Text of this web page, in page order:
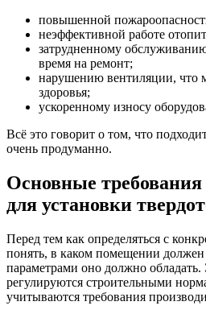
повышенной
неэффективной работе
затрудненному
время на ремонт;
нарушению вентиляции, что
здоровья;
ускоренному износу
Всё это говорит о том, что
очень продуманно.
Основные
для установки
Перед тем как определяться с
понять, в каком помещении должен
параметрами оно должно
регулируются строительными
учитываются требования